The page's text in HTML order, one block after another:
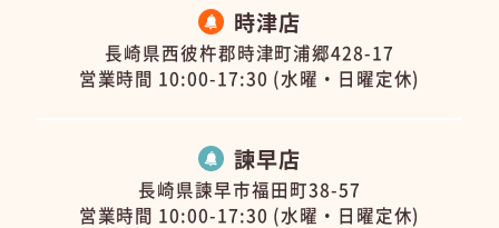
時津店
長崎県西彼杵郡時津町浦郷428-17
営業時間 10:00-17:30 (水曜・日曜定休)
諫早店
長崎県諫早市福田町38-57
営業時間 10:00-17:30 (水曜・日曜定休)